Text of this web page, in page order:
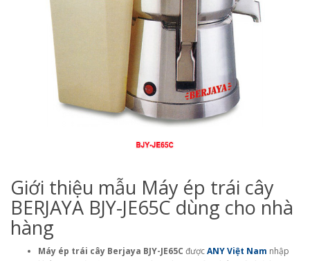
Giới thiệu mẫu Máy ép trái cây
BERJAYA BJY-JE65C dùng cho nhà
hàng
Máy ép trái cây Berjaya BJY-JE65C đượcANY Việt Nam nhập